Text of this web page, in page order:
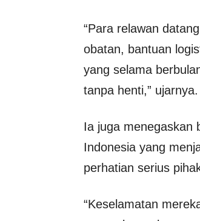
“Para relawan
obatan, bantuan
yang selama
tanpa henti,” ujarnya.
Ia juga menegaskan
Indonesia yang
perhatian serius
“Keselamatan